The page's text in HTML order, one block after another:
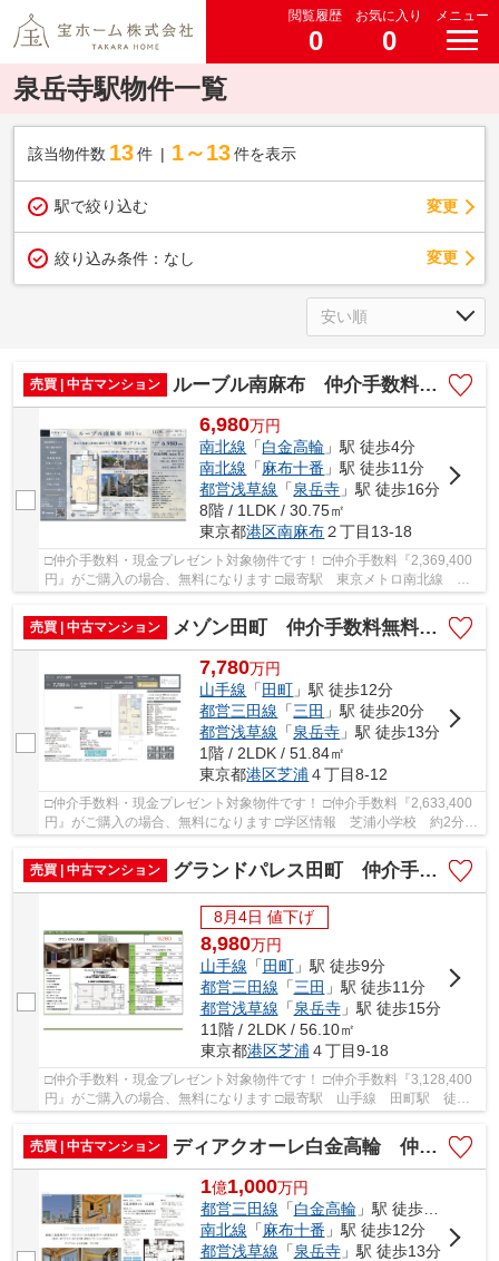
閲覧履歴
0
お気に入り
0
メニュー
泉岳寺駅物件一覧
該当物件数 13件 1～13 件を表示
駅で絞り込む 変更
絞り込み条件： なし 変更
売買 | 中古マンション ルーブル南麻布 仲介手数料無料＋40万円現金プレゼント中
6,980万円
南北線 「白金高輪 」駅 徒歩4分
南北線 「麻布十番 」駅 徒歩11分
都営浅草線 「泉岳寺 」駅 徒歩16分
8階 / 1LDK / 30.75㎡
東京都港区南麻布２丁目13-18
□仲介手数料・現金プレゼント対象物件です！ □仲介手数料『2,369,400
円』がご購入の場合、無料になります □最寄駅 東京メトロ南北線 白
売買 | 中古マンション
メゾン田町 仲介手数料無料＋40万円現金プレゼント中
7,780万円
山手線 「 田町 」駅 徒歩12分
都営三田線 「三田 」駅 徒歩20分
都営浅草線 「泉岳寺 」駅 徒歩13分
1階 / 2LDK / 51.84㎡
東京都港区芝浦 ４丁目8-12
□仲介手数料・現金プレゼント対象物件です！ □仲介手数料『2,633,400
円』がご購入の場合、無料になります □学区情報 芝浦小学校 約2分 □
売買 | 中古マンション
グランドパレス田町 仲介手数料無料＋50万円現金プレゼント中
8月4日 値下げ
8,980万円
山手線 「 田町」駅 徒歩9分
都営三田線 「三田 」駅 徒歩11分
都営浅草線 「泉岳寺」駅 徒歩15分
11階 / 2LDK / 56.10㎡
東京都港区芝浦 ４丁目9-18
□仲介手数料・現金プレゼント対象物件です！ □仲介手数料『3,128,400
円』がご購入の場合、無料になります □最寄駅 山手線 田町駅 徒歩
売買 | 中古マンション
ディアクオーレ白金高輪 仲介手数料無料＋60万円現金プレゼント中
1億1,000万円
都営三田線 「白金高輪 」駅 徒歩5分
南北線 「麻布十番 」駅 徒歩12分
都営浅草線 「泉岳寺」駅 徒歩13分